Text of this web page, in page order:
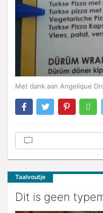
Met dank aan Angelique
Taalvoutje
Dit is geen